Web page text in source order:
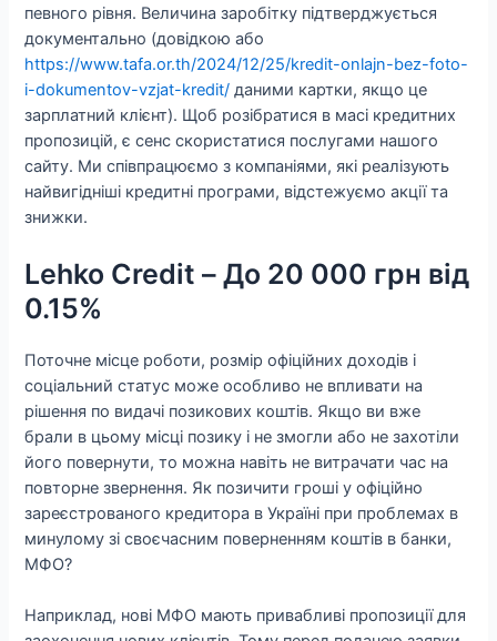
певного рівня. Величина заробітку підтверджується
документально (довідкою або
https://www.tafa.or.th/2024/12/25/kredit-onlajn-bez-foto-
i-dokumentov-vzjat-kredit/ даними картки, якщо це
зарплатний клієнт). Щоб розібратися в масі кредитних
пропозицій, є сенс скористатися послугами нашого
сайту. Ми співпрацюємо з компаніями, які реалізують
найвигідніші кредитні програми, відстежуємо акції та
знижки.
Lehko Credit – До 20 000 грн від
0.15%
Поточне місце роботи, розмір офіційних доходів і
соціальний статус може особливо не впливати на
рішення по видачі позикових коштів. Якщо ви вже
брали в цьому місці позику і не змогли або не захотіли
його повернути, то можна навіть не витрачати час на
повторне звернення. Як позичити гроші у офіційно
зареєстрованого кредитора в Україні при проблемах в
минулому зі своєчасним поверненням коштів в банки,
МФО?
Наприклад, нові МФО мають привабливі пропозиції для